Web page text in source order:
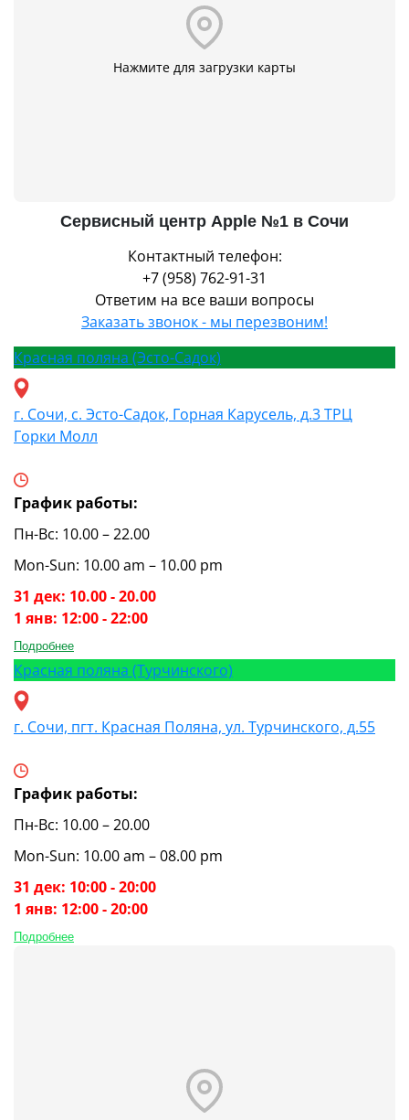
Нажмите для загрузки карты
Сервисный центр Apple №1 в Сочи
Контактный телефон:
+7 (958) 762-91-31
Ответим на все ваши вопросы
Заказать звонок - мы перезвоним!
Красная поляна (Эсто-Садок)
г. Сочи, с. Эсто-Садок, Горная Карусель, д.3 ТРЦ
Горки Молл
График работы:
Пн-Вс: 10.00 – 22.00
Mon-Sun: 10.00 am – 10.00 pm
31 дек: 10.00 - 20.00
1 янв: 12:00 - 22:00
Подробнее
Красная поляна (Турчинского)
г. Сочи, пгт. Красная Поляна, ул. Турчинского, д.55
График работы:
Пн-Вс: 10.00 – 20.00
Mon-Sun: 10.00 am – 08.00 pm
31 дек: 10:00 - 20:00
1 янв: 12:00 - 20:00
Подробнее